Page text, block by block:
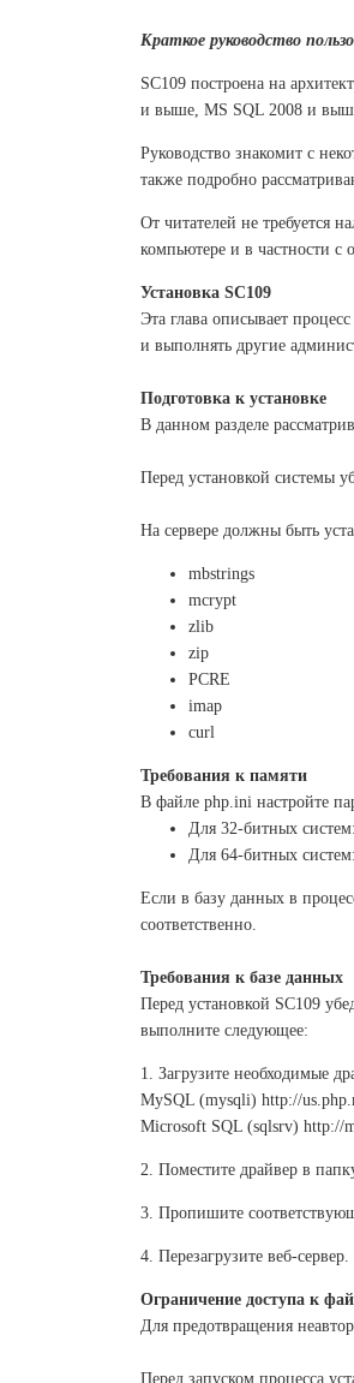
Краткое руководство
SC109 построена на
и выше, MS SQL 2008 и
Руководство знакомит с
также подробно
От читателей не требуется
компьютере и в частности
Установка SC109
Эта глава описывает
и выполнять другие
Подготовка к установке
В данном разделе
Перед установкой системы
На сервере должны быть
mbstrings
mcrypt
zlib
zip
PCRE
imap
curl
Требования к памяти
В файле php.ini настройте
Для 32-битных
Для 64-битных
Если в базу данных в
соответственно.
Требования к базе данных
Перед установкой SC109
выполните следующее:
1. Загрузите необходимые
MySQL (mysqli) http://
Microsoft SQL (sqlsrv) http://
2. Поместите драйвер в
3. Пропишите
4. Перезагрузите веб-сервер.
Ограничение доступа к
Для предотвращения
Перед запуском процесса